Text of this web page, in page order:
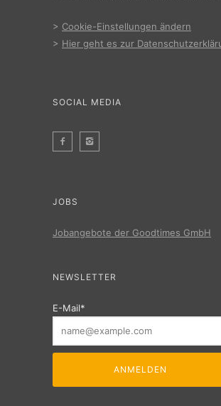
> Cookie-Einstellungen ändern
> Hier geht es zur
SOCIAL MEDIA
JOBS
Jobangebote der Goodtimes GmbH
NEWSLETTER
E-Mail*
ANMELDEN